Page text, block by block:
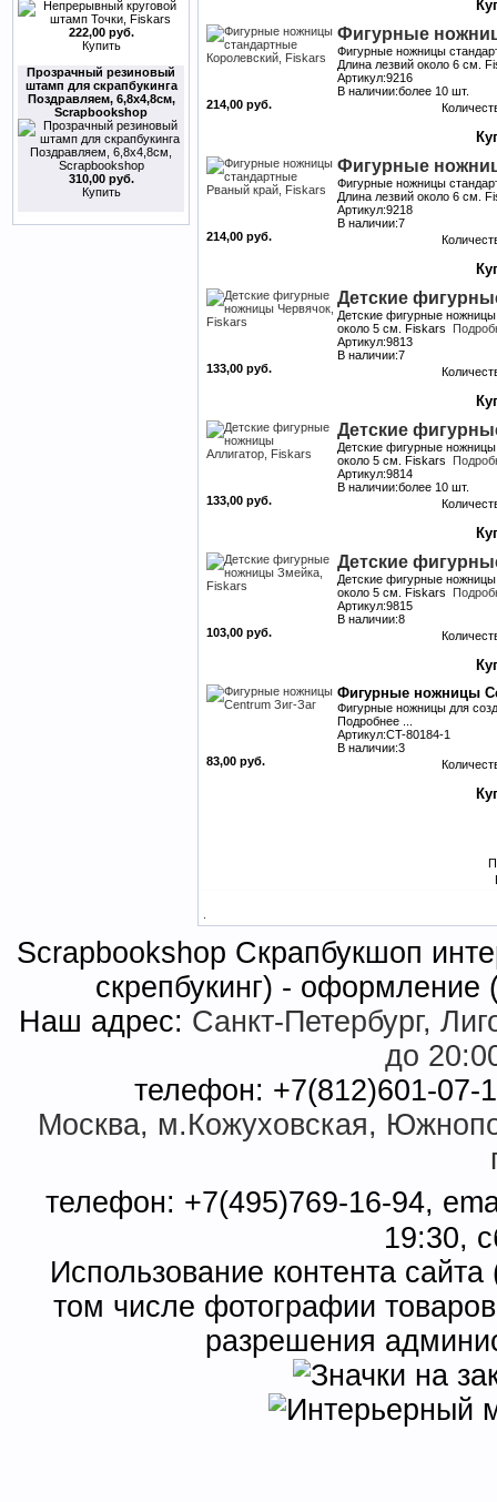
222,00 руб.
Купить
Прозрачный резиновый
штамп для скрапбукинга
Поздравляем, 6,8х4,8см,
Scrapbookshop
310,00 руб.
Купить
Фигурные
Фигурные ножницы
Длина лезвий около 6 см.
Артикул:9216
В наличии:более 10 шт.
214,00 руб.
Фигурные
Фигурные ножницы
Длина лезвий около 6 см.
Артикул:9218
В наличии:7
214,00 руб.
Детские
Детские фигурные
около 5 см. Fiskars
Артикул:9813
В наличии:7
133,00 руб.
Детские
Детские фигурные
около 5 см. Fiskars
Артикул:9814
В наличии:более 10 шт.
133,00 руб.
Детские
Детские фигурные
около 5 см. Fiskars
Артикул:9815
В наличии:8
103,00 руб.
Фигурные ножницы
Фигурные ножницы для
Подробнее ...
Артикул:CT-80184-1
В наличии:3
83,00 руб.
Scrapbookshop Скрапбукшоп
скрепбукинг) -
Наш адрес: Санкт-Петербург,
до
телефон: +7(812)601-07-
Москва, м.Кожуховская,
телефон: +7(495)769-16-94,
19:30,
Использование контента
том числе фотографии
разрешения